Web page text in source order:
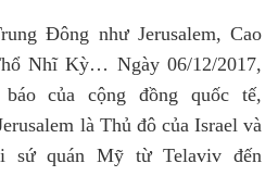
Đông như Jerusalem, Cao
Nhĩ Kỳ… Ngày 06/12/2017,
của cộng đồng quốc tế,
là Thủ đô của Israel và
sứ quán Mỹ từ Telaviv đến